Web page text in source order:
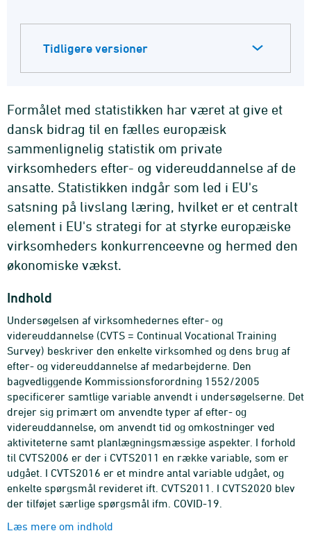
Tidligere versioner
Formålet med statistikken har været at give et
dansk bidrag til en fælles europæisk
sammenlignelig statistik om private
virksomheders efter- og videreuddannelse af de
ansatte. Statistikken indgår som led i EU's
satsning på livslang læring, hvilket er et centralt
element i EU's strategi for at styrke europæiske
virksomheders konkurrenceevne og hermed den
økonomiske vækst.
Indhold
Undersøgelsen af virksomhedernes efter- og
videreuddannelse (CVTS = Continual Vocational Training
Survey) beskriver den enkelte virksomhed og dens brug af
efter- og videreuddannelse af medarbejderne. Den
bagvedliggende Kommissionsforordning 1552/2005
specificerer samtlige variable anvendt i undersøgelserne. Det
drejer sig primært om anvendte typer af efter- og
videreuddannelse, om anvendt tid og omkostninger ved
aktiviteterne samt planlægningsmæssige aspekter. I forhold
til CVTS2006 er der i CVTS2011 en række variable, som er
udgået. I CVTS2016 er et mindre antal variable udgået, og
enkelte spørgsmål revideret ift. CVTS2011. I CVTS2020 blev
der tilføjet særlige spørgsmål ifm. COVID-19.
Læs mere om indhold